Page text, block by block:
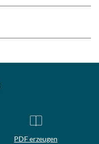
PDF erzeugen